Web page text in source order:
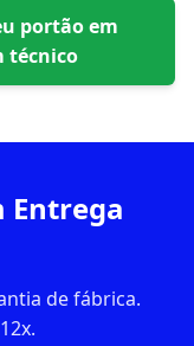
portão em
técnico
Entrega
de fábrica.